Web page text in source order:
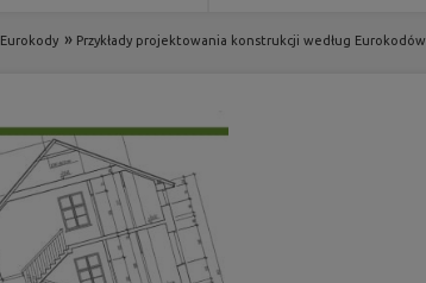
Eurokody » Przykłady projektowania konstrukcji według Eurokodów